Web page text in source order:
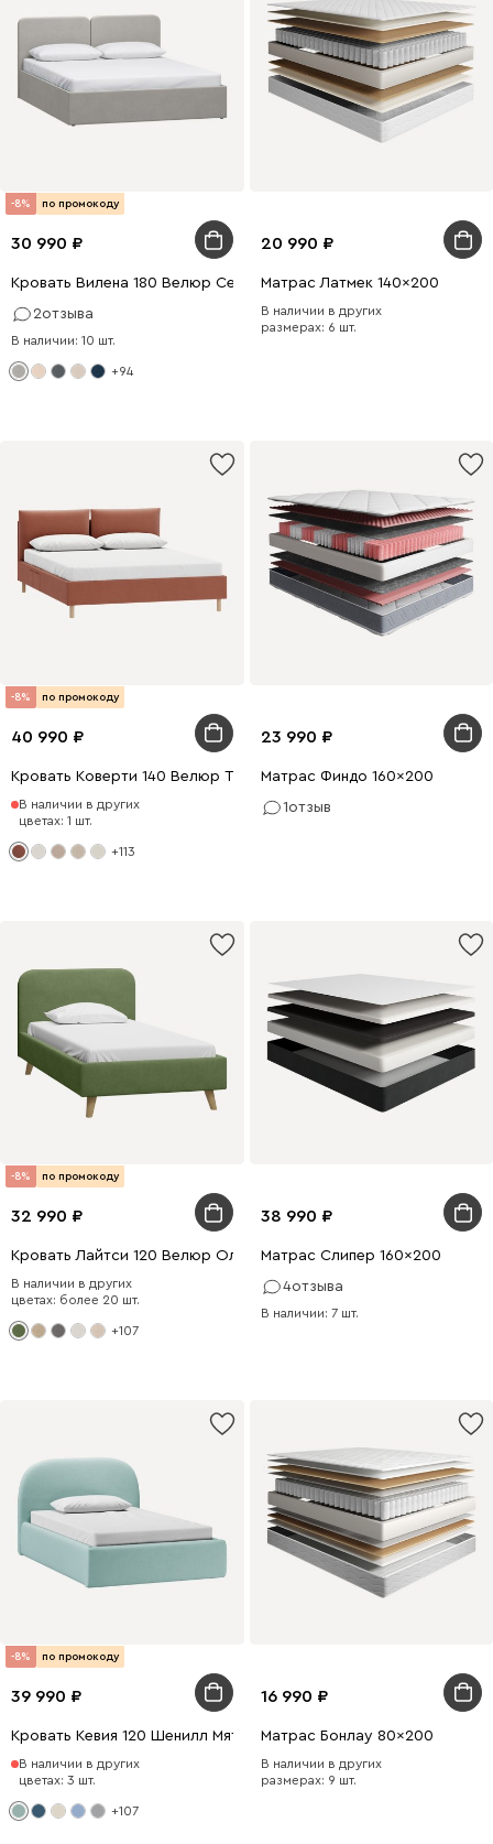
-8% по промокоду
30 990
Кровать Вилена 180 Велюр Серый
2отзыва
В наличии: 10 шт.
+94
20 990
Матрас Латмек 140x200
В наличии в других
размерах: 6 шт.
-8% по промокоду
40 990
Кровать Коверти 140 Велюр Терракотовый
В наличии в других
цветах: 1 шт.
+113
23 990
Матрас Финдо 160x200
1отзыв
-8% по промокоду
32 990
Кровать Лайтси 120 Велюр Оливковый
В наличии в других
цветах: более 20 шт.
+107
38 990
Матрас Слипер 160x200
4отзыва
В наличии: 7 шт.
-8% по промокоду
39 990
Кровать Кевия 120 Шенилл Мятный
В наличии в других
цветах: 3 шт.
+107
16 990
Матрас Бонлау 80x200
В наличии в других
размерах: 9 шт.